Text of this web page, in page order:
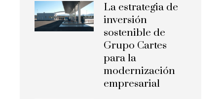
La estrategia de
inversión
sostenible de
Grupo Cartes
para la
modernización
empresarial